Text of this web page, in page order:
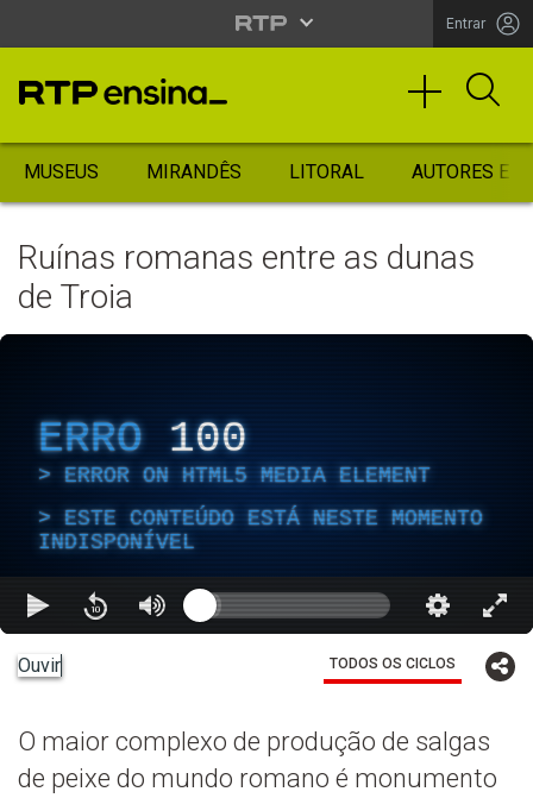
Entrar
MUSEUS MIRANDÊS LITORAL AUTORES
Ruínas romanas entre as dunas
de Troia
ERRO 100
ERROR ON HTML5 MEDIA ELEMENT
ESTE CONTEÚDO ESTÁ NESTE MOMENTO
INDISPONÍVEL
Ouvir TODOS OS CICLOS
O maior complexo de produção de salgas
de peixe do mundo romano é monumento